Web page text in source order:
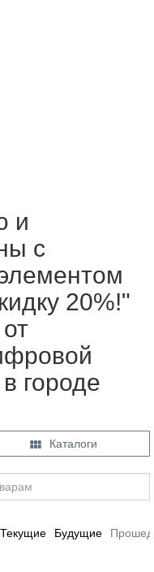
и
с
20%!"
городе
 Каталоги
Текущие Будущие